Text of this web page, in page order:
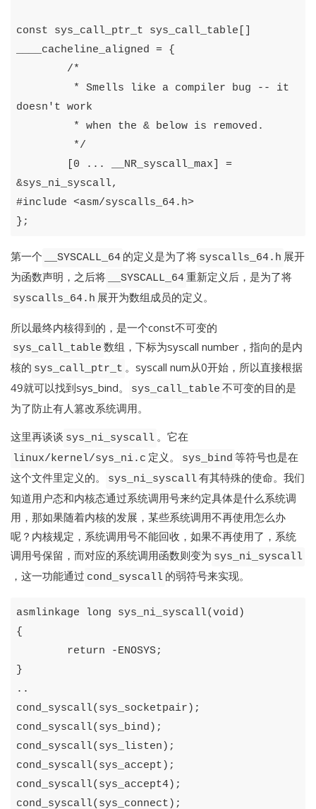
const sys_call_ptr_t sys_call_table
____cacheline_aligned =
{
/*
doesn't work
	 */
0 ... __NR_syscall_max
=
&sys_ni_syscall,
#include <asm/syscalls_64. h>
};
第一个 __SYSCALL_64 的定义是为了将 syscalls_64.h 展开
为函数声明，之后将__SYSCALL_64重新定义后，是为了将
syscalls_64.h 展开为数组成员的定义。
所以最终内核得到的，是一个const不可变的
sys_call_table 数组，下标为syscall number，指向的是内
核的 sys_call_ptr_t 。syscall num从0开始，所以直接根据
49就可以找到sys_bind。
sys_call_table 不可变的目的是
为了防止有人篡改系统调用。
这里再谈谈 sys_ni_syscall 。它在
linux/kernel/sys_ni.c 定义。 sys_bind 等符号也是在
这个文件里定义的。
sys_ni_syscall有其特殊的使命。我们
知道用户态和内核态通过系统调用号来约定具体是什么系统调
用，那如果随着内核的发展，某些系统调用不再使用怎么办
呢？内核规定，系统调用号不能回收，如果不再使用了，系统
调用号保留，而对应的系统调用函数则变为 sys_ni_syscall
，这一功能通过 cond_syscall 的弱符号来实现。
asmlinkage long sys_ni_syscall(void )
{
return
-ENOSYS;
}
..
cond_syscall( sys_socketpair );
cond_syscall( sys_bind );
cond_syscall( sys_listen );
cond_syscall( sys_accept );
cond_syscall( sys_accept4);
cond_syscall( sys_connect );